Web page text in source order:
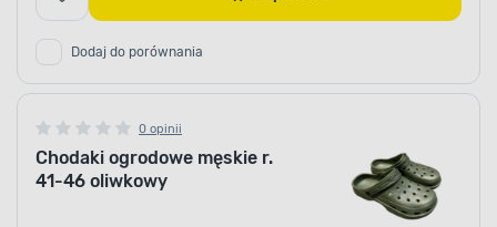
Dodaj do porównania
0 opinii
Chodaki ogrodowe męskie r.
41-46 oliwkowy